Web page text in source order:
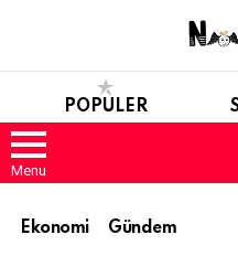
POPULER
Menu
Ekonomi Gündem